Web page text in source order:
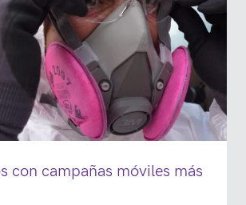
con campañas móviles más